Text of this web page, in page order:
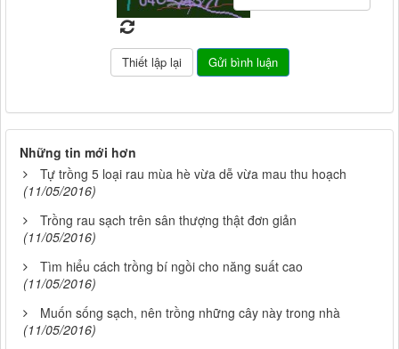
Những tin mới hơn
Tự trồng 5 loại rau mùa hè vừa dễ vừa mau thu hoạch
(11/05/2016)
Trồng rau sạch trên sân thượng thật đơn giản
(11/05/2016)
Tìm hiểu cách trồng bí ngồi cho năng suất cao
(11/05/2016)
Muốn sống sạch, nên trồng những cây này trong nhà
(11/05/2016)